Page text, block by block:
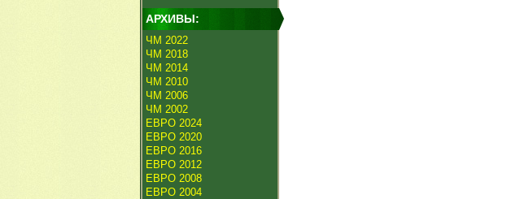
АРХИВЫ:
ЧМ 2022
ЧМ 2018
ЧМ 2014
ЧМ 2010
ЧМ 2006
ЧМ 2002
ЕВРО 2024
ЕВРО 2020
ЕВРО 2016
ЕВРО 2012
ЕВРО 2008
ЕВРО 2004